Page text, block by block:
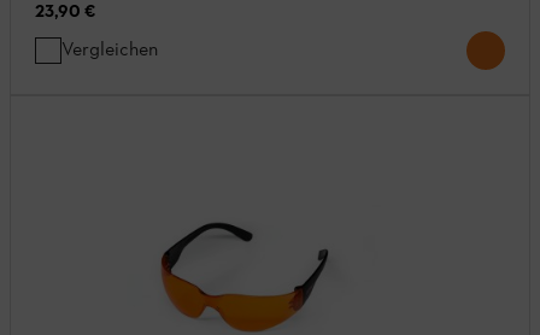
23,90 €
Vergleichen